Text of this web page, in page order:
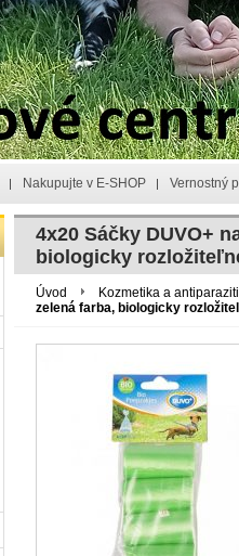
Nakupujte v E-SHOP Vernostný
4x20 Sáčky DUVO+
biologicky
Úvod
Kozmetika a
zelená farba, biologicky